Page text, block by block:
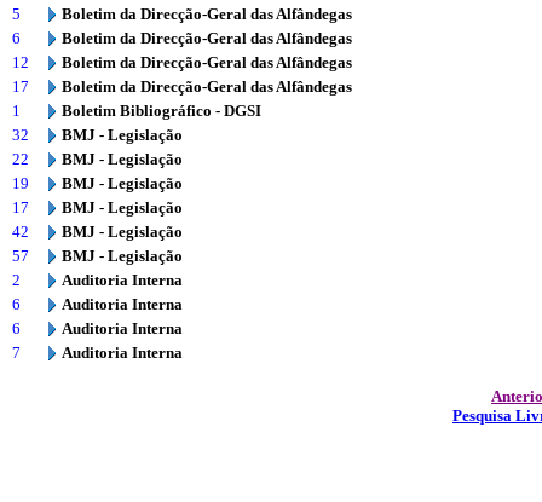
5
Boletim da Direcção-Geral das Alfândegas
6
Boletim da Direcção-Geral das Alfândegas
12
Boletim da Direcção-Geral das Alfândegas
17
Boletim da Direcção-Geral das Alfândegas
1
Boletim Bibliográfico - DGSI
32
BMJ - Legislação
22
BMJ - Legislação
19
BMJ - Legislação
17
BMJ - Legislação
42
BMJ - Legislação
57
BMJ - Legislação
2
Auditoria Interna
6
Auditoria Interna
6
Auditoria Interna
7
Auditoria Interna
Pesquisa